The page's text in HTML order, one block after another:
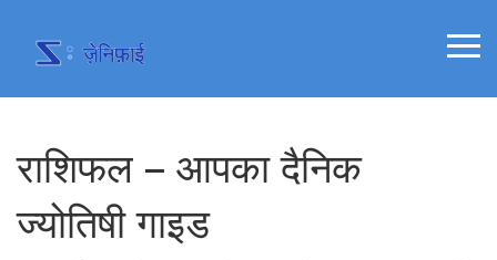
राशिफल – आपका दैनिक
ज्योतिषी गाइड